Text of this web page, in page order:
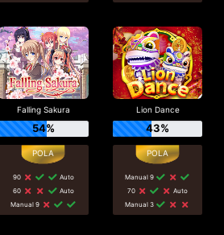
Falling Sakura
54%
90
Auto
60
Auto
Manual 9
Lion Dance
43%
Manual 9
70
Auto
Manual 3